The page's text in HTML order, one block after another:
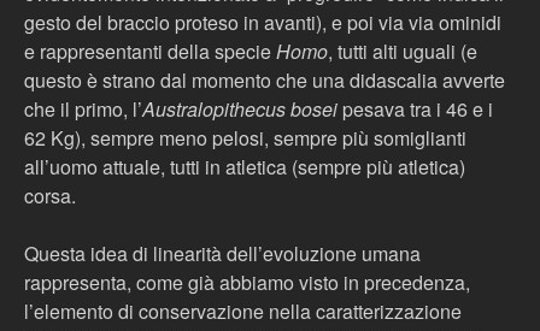
gesto del braccio proteso in avanti), e poi via via ominidi
e rappresentanti della specieHomo, tutti alti uguali (e
questo è strano dal momento che una didascalia avverte
che il primo, l’Australopithecus bosei pesava tra i 46 e i
62 Kg), sempre meno pelosi, sempre più somiglianti
all’uomo attuale, tutti in atletica (sempre più atletica)
corsa.
Questa idea di linearità dell’evoluzione umana
rappresenta, come già abbiamo visto in precedenza,
l’elemento di conservazione nella caratterizzazione